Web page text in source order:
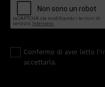
Confermo di aver letto l'
accettarla.